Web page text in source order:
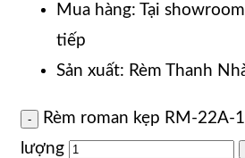
Mua hàng: Tại
tiếp
Sản xuất: Rèm Thanh
Rèm roman kẹp RM-22A-
lượng